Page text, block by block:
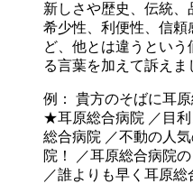
新しさや歴史、伝統、
希少性、利便性、信頼
ど、他とは違うとい
る言葉を加えて訴えま
例： 貴方のそばに耳
★耳原総合病院 ／目
総合病院 ／不動の人
院！ ／耳原総合病院
／誰よりも早く耳原総